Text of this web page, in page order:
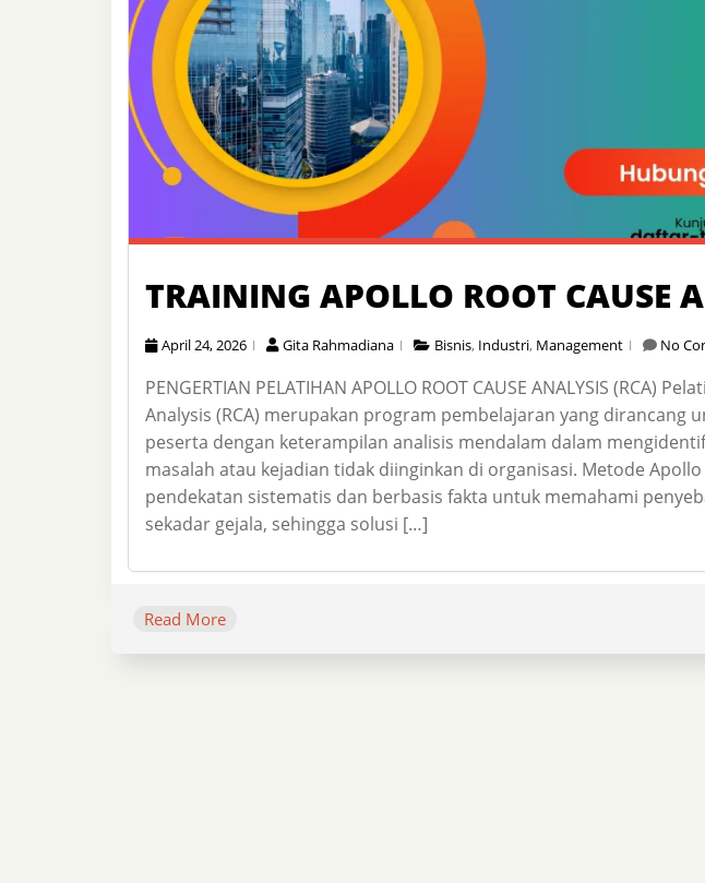
TRAINING APOLLO ROOT CAUSE
April 24, 2026 Gita Rahmadiana Bisnis, Industri, Management No
PENGERTIAN PELATIHAN APOLLO ROOT CAUSE ANALYSIS (RCA)
Analysis (RCA) merupakan program pembelajaran yang dirancang
peserta dengan keterampilan analisis mendalam dalam
masalah atau kejadian tidak diinginkan di organisasi. Metode Apollo
pendekatan sistematis dan berbasis fakta untuk memahami
sekadar gejala, sehingga solusi […]
Read More